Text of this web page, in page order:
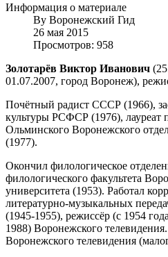
Информация о материале
By Воронежский Гид
26 мая 2015
Просмотров: 958
Золотарёв Виктор Иванович
01.07.2007, город Воронеж),
Почётный радист СССР (1966),
культуры РСФСР (1976),
Ольминского Воронежского
(1977).
Окончил филологическое
филологического факультета
университета (1953). Работал
литературно-музыкальных
(1945-1955), режиссёр (с 1954
1988) Воронежского
Воронежского телевидения